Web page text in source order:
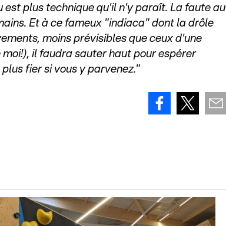
est plus technique qu'il n'y paraît. La faute au
Et à ce fameux "indiaca" dont la drôle
moins prévisibles que ceux d'une
il faudra sauter haut pour espérer
fier si vous y parvenez."